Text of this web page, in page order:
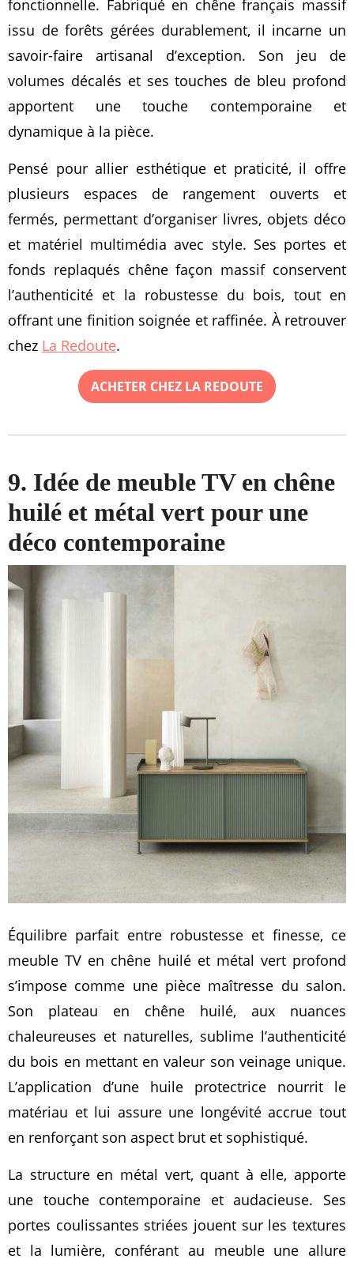
fonctionnelle. Fabriqué en chêne français massif
issu de forêts gérées durablement, il incarne un
savoir-faire artisanal d’exception. Son jeu de
volumes décalés et ses touches de bleu profond
apportent une touche contemporaine et
dynamique à la pièce.
Pensé pour allier esthétique et praticité, il offre
plusieurs espaces de rangement ouverts et
fermés, permettant d’organiser livres, objets déco
et matériel multimédia avec style. Ses portes et
fonds replaqués chêne façon massif conservent
l’authenticité et la robustesse du bois, tout en
offrant une finition soignée et raffinée. À retrouver
chez La Redoute.
ACHETER CHEZ LA REDOUTE
9. Idée de meuble TV en chêne
huilé et métal vert pour une
déco contemporaine
Équilibre parfait entre robustesse et finesse, ce
meuble TV en chêne huilé et métal vert profond
s’impose comme une pièce maîtresse du salon.
Son plateau en chêne huilé, aux nuances
chaleureuses et naturelles, sublime l’authenticité
du bois en mettant en valeur son veinage unique.
L’application d’une huile protectrice nourrit le
matériau et lui assure une longévité accrue tout
en renforçant son aspect brut et sophistiqué.
La structure en métal vert, quant à elle, apporte
une touche contemporaine et audacieuse. Ses
portes coulissantes striées jouent sur les textures
et la lumière, conférant au meuble une allure